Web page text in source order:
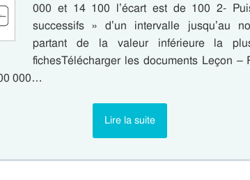
000 et 14 100 l’écart est de 100 2-
successifs » d’un intervalle jusqu’au
partant de la valeur inférieure la
fichesTélécharger les documents Leçon –
000…
Lire la suite